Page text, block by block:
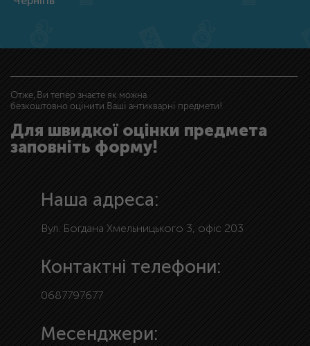
Отже, Ви тепер знаєте як можна
безкоштовно оцінити Ваші антикварні предмети!
Для швидкої оцінки предмета
заповніть форму!
Наша адреса:
Вул. Богдана Хмельницького 3, офіс 203
Контактні телефони:
0687797677
Месенджери: